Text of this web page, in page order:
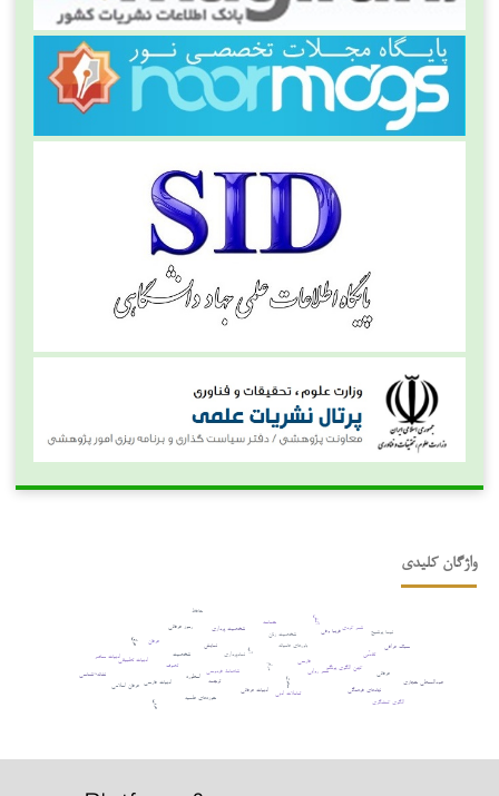
واژگان کلیدی
فریبا وفی
کهن الگوی یونگ
شخصیت زنان
شاهنامۀ فردوسی
باورهای عامیانه
آب
آتش
تقدّس
اسطوره محوی
عرفان
رموز عرفانی شعر کردی
نمادپردازی
تصوف
ادبیات عرفانی
درام
نمایش
شعر روایی
شخصیت
شخصیت پردازی نیما یوشیج
ادبیات فارسی
عراق
تعاملات ادبی
حوزه‌های علمیه
ترجمه
سبک عراقی
عرفان اسلامی
نهادهای فرهنگی
عربی
فارسی
ادبیات معاصر
حماسه
ادبیات تطبیقی
عرفانی
نشانه¬شناسی
حافظ
عبدالمعطی حجازی
الگوی کنشگری